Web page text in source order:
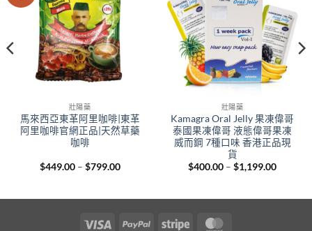
壯陽藥
馬來西亞東革阿里咖啡|東革
阿里咖啡官網正品|天然草藥
咖啡
$449.00 – $799.00Price
$799.00
壯陽藥
Kamagra Oral Jelly 果凍偉哥
泰國果凍偉哥 液態偉哥果凍
威而鋼 7種口味 香港正品現
貨
$400.00 – $1,199.00Price
Visa PayPal Stripe